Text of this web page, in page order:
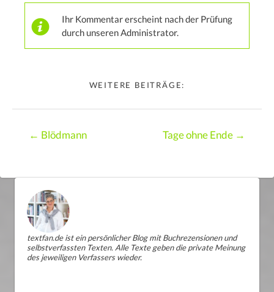
Ihr Kommentar erscheint nach der Prüfung
durch unseren Administrator.
WEITERE BEITRÄGE:
← Blödmann Tage ohne Ende →
textfan.de ist ein persönlicher Blog mit Buchrezensionen und
selbstverfassten Texten. Alle Texte geben die private Meinung
des jeweiligen Verfassers wieder.